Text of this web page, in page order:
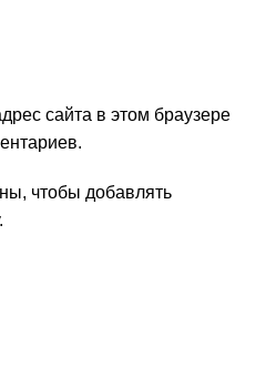
сайта в этом браузере
чтобы добавлять